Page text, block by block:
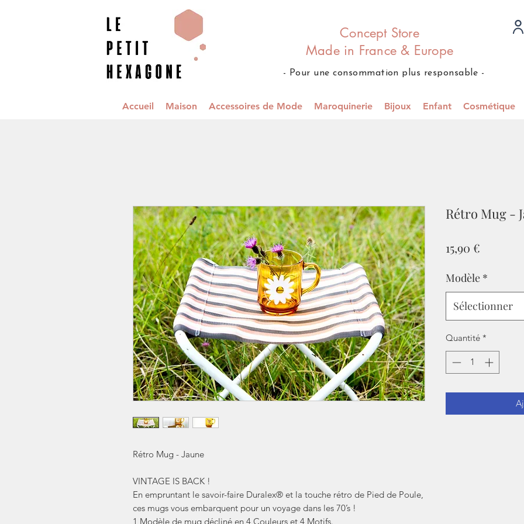
Concept Store
Made in France & Europe
- Pour une consommation plus responsable -
Accueil Maison Accessoires de Mode Maroquinerie Bijoux Enfant Cosmétique
Rétro Mug - Jaune
VINTAGE IS BACK !
En empruntant le savoir-faire Duralex® et la touche rétro de Pied de Poule,
ces mugs vous embarquent pour un voyage dans les 70’s !
1 Modèle de mug décliné en 4 Couleurs et 4 Motifs.
Rétro Mug -
15,90 €
Modèle *
Sélectionner
Quantité *